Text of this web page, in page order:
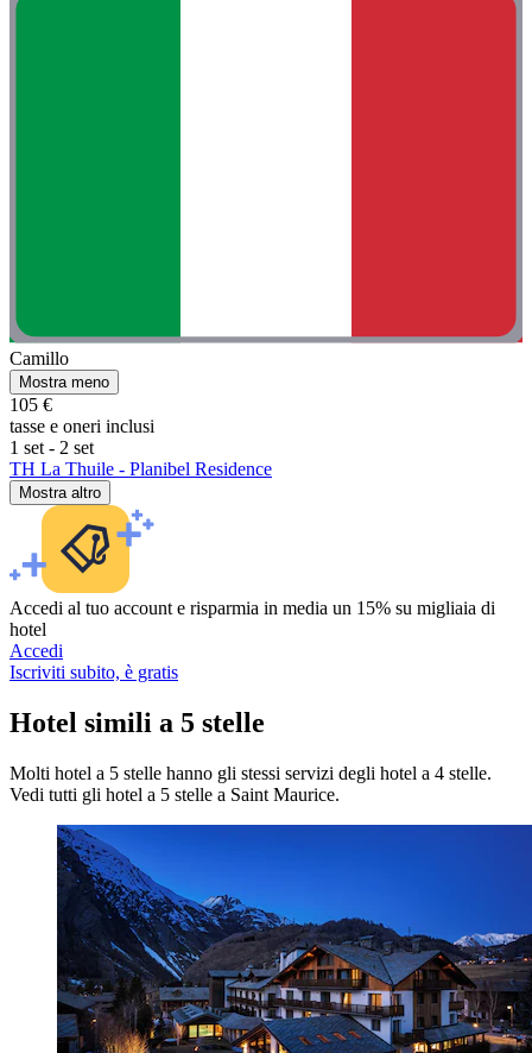
Camillo
Mostra meno
105 €
tasse e oneri inclusi
1 set - 2 set
TH La Thuile - Planibel Residence
Mostra altro
Accedi al tuo account e risparmia in media un 15% su migliaia di
hotel
Accedi
Iscriviti subito, è gratis
Hotel simili a 5 stelle
Molti hotel a 5 stelle hanno gli stessi servizi degli hotel a 4 stelle.
Vedi tutti gli hotel a 5 stelle a Saint Maurice.